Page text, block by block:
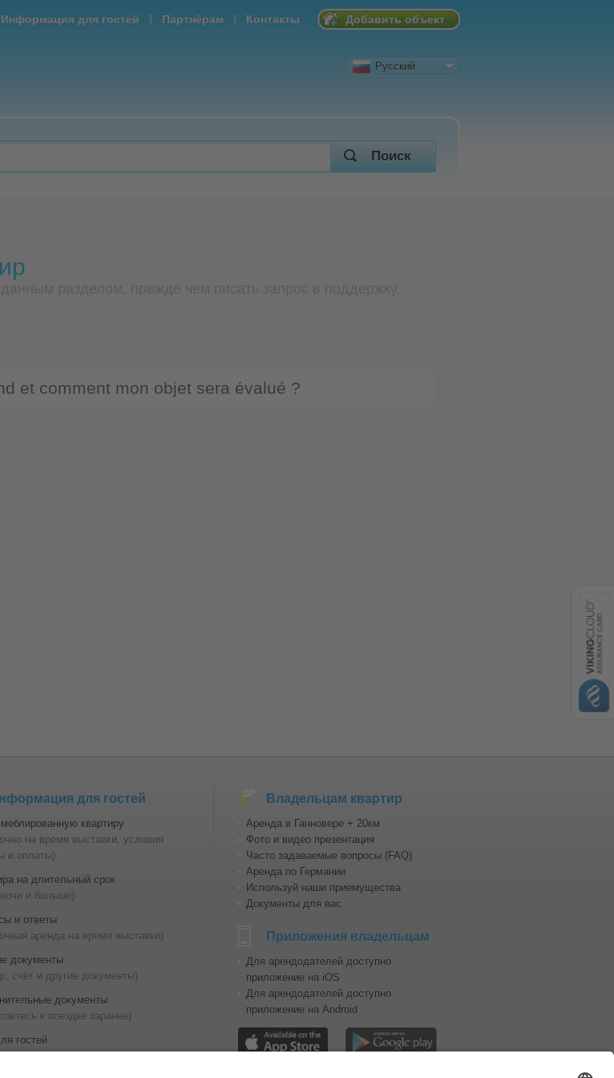
Добавить объект
Информация для гостей | Партнёрам | Контакты
Русский
Поиск
et comment mon objet sera évalué ?
для гостей
квартиру
на время выставки, условия
и оплаты)
на длительный срок
и больше)
и ответы
аренда на время выставки)
документы
счёт и другие документы)
документы
к поездке заранее)
гостей
Владельцам квартир
Аренда в Ганновере + 20км
Фото и видео презентация
Часто задаваемые вопросы (FAQ)
Аренда по Германии
Используй наши приемущества
Документы для вас
Приложения владельцам
Для арендодателей доступно
приложение на iOS
Для арендодателей доступно
приложение на Android